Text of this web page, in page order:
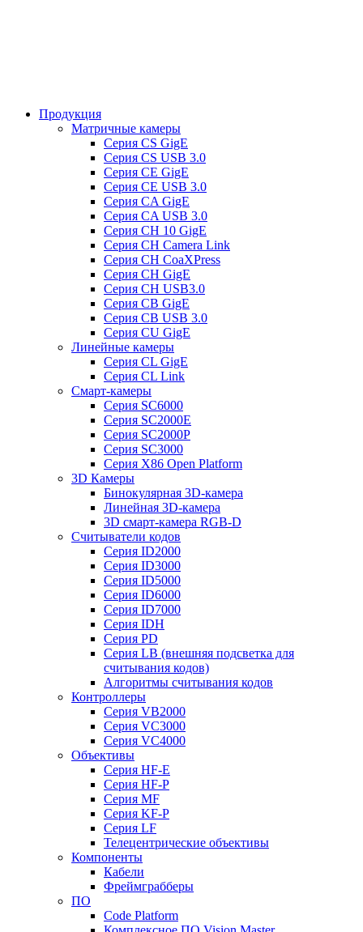
Продукция
Матричные камеры
Серия CS GigE
Серия CS USB 3.0
Серия CE GigE
Серия CE USB 3.0
Серия CA GigE
Серия CA USB 3.0
Серия CH 10 GigE
Серия CH Camera Link
Серия CH CoaXPress
Серия CH GigE
Серия CH USB3.0
Серия CB GigE
Серия CB USB 3.0
Cерия CU GigE
Линейные камеры
Серия CL GigE
Серия CL Link
Смарт-камеры
Серия SC6000
Серия SC2000E
Серия SC2000P
Серия SC3000
Серия X86 Open Platform
3D Камеры
Бинокулярная 3D-камера
Линейная 3D-камера
3D смарт-камера RGB-D
Считыватели кодов
Серия ID2000
Серия ID3000
Серия ID5000
Серия ID6000
Серия ID7000
Серия IDH
Серия PD
Серия LB (внешняя подсветка для
считывания кодов)
Алгоритмы считывания кодов
Контроллеры
Серия VB2000
Серия VC3000
Серия VC4000
Объективы
Серия HF-E
Серия HF-P
Серия MF
Серия KF-P
Серия LF
Телецентрические объективы
Компоненты
Кабели
Фреймграбберы
ПО
Code Platform